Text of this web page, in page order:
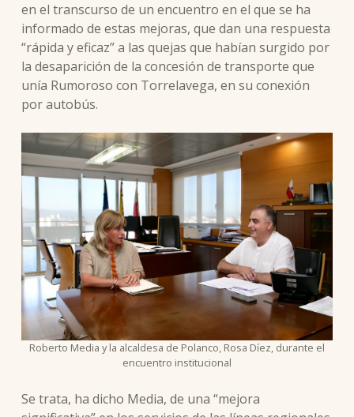
en el transcurso de un encuentro en el que se ha
informado de estas mejoras, que dan una respuesta
“rápida y eficaz” a las quejas que habían surgido por
la desaparición de la concesión de transporte que
unía Rumoroso con Torrelavega, en su conexión
por autobús.
Roberto Media y la alcaldesa de Polanco, Rosa Díez, durante el
encuentro institucional
Se trata, ha dicho Media, de una “mejora